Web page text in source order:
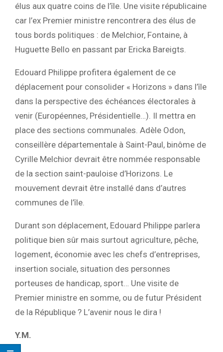
élus aux quatre coins de l’île. Une visite républicaine
car l’ex Premier ministre rencontrera des élus de
tous bords politiques : de Melchior, Fontaine, à
Huguette Bello en passant par Ericka Bareigts.
Edouard Philippe profitera également de ce
déplacement pour consolider « Horizons » dans l’île
dans la perspective des échéances électorales à
venir (Européennes, Présidentielle…). Il mettra en
place des sections communales. Adèle Odon,
conseillère départementale à Saint-Paul, binôme de
Cyrille Melchior devrait être nommée responsable
de la section saint-pauloise d’Horizons. Le
mouvement devrait être installé dans d’autres
communes de l’île.
Durant son déplacement, Edouard Philippe parlera
politique bien sûr mais surtout agriculture, pêche,
logement, économie avec les chefs d’entreprises,
insertion sociale, situation des personnes
porteuses de handicap, sport… Une visite de
Premier ministre en somme, ou de futur Président
de la République ? L’avenir nous le dira !
Y.M.